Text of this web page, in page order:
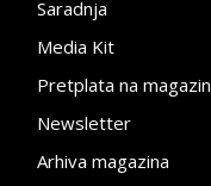
Saradnja
Media Kit
Pretplata na magazin
Newsletter
Arhiva magazina